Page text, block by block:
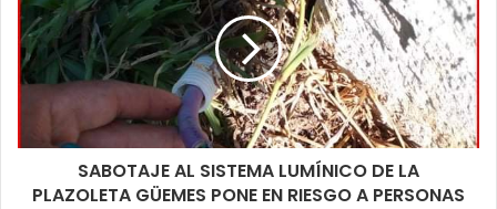
SABOTAJE AL SISTEMA LUMÍNICO DE LA
PLAZOLETA GÜEMES PONE EN RIESGO A PERSONAS